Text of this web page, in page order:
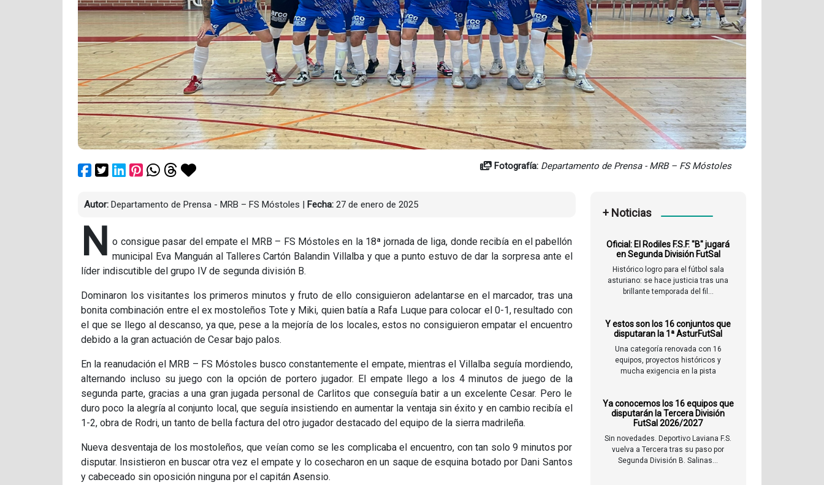
Fotografía: Departamento de Prensa - MRB – FS Móstoles
Autor: Departamento de Prensa - MRB – FS Móstoles Fecha: 27 de enero de 2025
N o consigue pasar del empate el MRB – FS Móstoles en la 18ª jornada de liga, donde recibía en el pabellón
municipal Eva Manguán al Talleres Cartón Balandin Villalba y que a punto estuvo de dar la sorpresa ante el
líder indiscutible del grupo IV de segunda división B.
Dominaron los visitantes los primeros minutos y fruto de ello consiguieron adelantarse en el marcador, tras una
bonita combinación entre el ex mostoleños Tote y Miki, quien batía a Rafa Luque para colocar el 0-1, resultado con
el que se llego al descanso, ya que, pese a la mejoría de los locales, estos no consiguieron empatar el encuentro
debido a la gran actuación de Cesar bajo palos.
En la reanudación el MRB – FS Móstoles busco constantemente el empate, mientras el Villalba seguía mordiendo,
alternando incluso su juego con la opción de portero jugador. El empate llego a los 4 minutos de juego de la
segunda parte, gracias a una gran jugada personal de Carlitos que conseguía batir a un excelente Cesar. Pero le
duro poco la alegría al conjunto local, que seguía insistiendo en aumentar la ventaja sin éxito y en cambio recibía el
1-2, obra de Rodri, un tanto de bella factura del otro jugador destacado del equipo de la sierra madrileña.
Nueva desventaja de los mostoleños, que veían como se les complicaba el encuentro, con tan solo 9 minutos por
disputar. Insistieron en buscar otra vez el empate y lo cosecharon en un saque de esquina botado por Dani Santos
y cabeceado sin oposición ninguna por el capitán Asensio.
+ Noticias
Oficial: El Rodiles F.S.F. "B" jugará
en Segunda División FutSal
Histórico logro para el fútbol sala
asturiano: se hace justicia tras una
brillante temporada del fil...
Y estos son los 16 conjuntos que
disputaran la 1ª AsturFutSal
Una categoría renovada con 16
equipos, proyectos históricos y
mucha exigencia en la pista
Ya conocemos los 16 equipos que
disputarán la Tercera División
FutSal 2026/2027
Sin novedades. Deportivo Laviana F.S.
vuelva a Tercera tras su paso por
Segunda División B. Salinas...